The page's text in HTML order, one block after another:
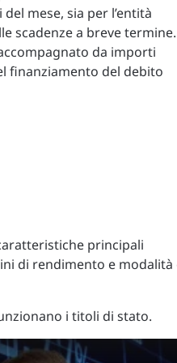
mese, sia per l’entità
scadenze a breve
da importi
finanziamento del debito
principali
di rendimento e modalità
i titoli di stato.